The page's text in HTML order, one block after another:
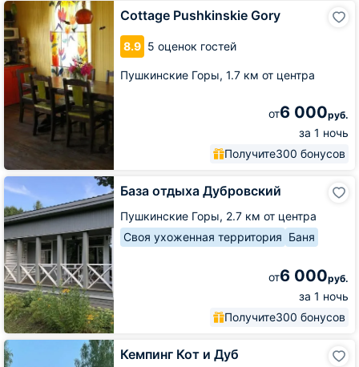
Cottage Pushkinskie Gory
8.9 5 оценок гостей
Пушкинские Горы, 1.7 км от центра
от6 000руб.
за 1 ночь
Получите300 бонусов
Cottage
Pushkinskie
Gory
База отдыха Дубровский
Пушкинские Горы, 2.7 км от центра
Своя ухоженная территория Баня
от6 000руб.
за 1 ночь
Получите300 бонусов
База
отдыха
Дубровский
Кемпинг Кот и Дуб
Кемпинг
Кот